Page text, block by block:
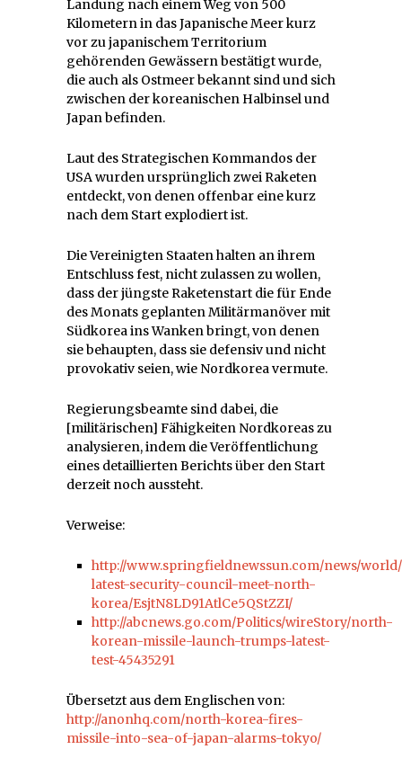
Landung nach einem Weg von 500
Kilometern in das Japanische Meer kurz
vor zu japanischem Territorium
gehörenden Gewässern bestätigt wurde,
die auch als Ostmeer bekannt sind und sich
zwischen der koreanischen Halbinsel und
Japan befinden.
Laut des Strategischen Kommandos der
USA wurden ursprünglich zwei Raketen
entdeckt, von denen offenbar eine kurz
nach dem Start explodiert ist.
Die Vereinigten Staaten halten an ihrem
Entschluss fest, nicht zulassen zu wollen,
dass der jüngste Raketenstart die für Ende
des Monats geplanten Militärmanöver mit
Südkorea ins Wanken bringt, von denen
sie behaupten, dass sie defensiv und nicht
provokativ seien, wie Nordkorea vermute.
Regierungsbeamte sind dabei, die
[militärischen] Fähigkeiten Nordkoreas zu
analysieren, indem die Veröffentlichung
eines detaillierten Berichts über den Start
derzeit noch aussteht.
Verweise:
http://www.springfieldnewssun.com/news/
latest-security-council-meet-north-
korea/EsjtN8LD91AtlCe5QStZZI/
http://abcnews.go.com/Politics/wireStory/north-
korean-missile-launch-trumps-latest-
test-45435291
Übersetzt aus dem Englischen von:
http://anonhq.com/north-korea-fires-
missile-into-sea-of-japan-alarms-tokyo/